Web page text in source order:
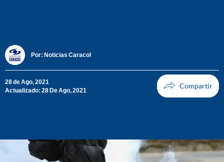
Por: Noticias Caracol
28 de Ago, 2021
Actualizado: 28 De Ago, 2021